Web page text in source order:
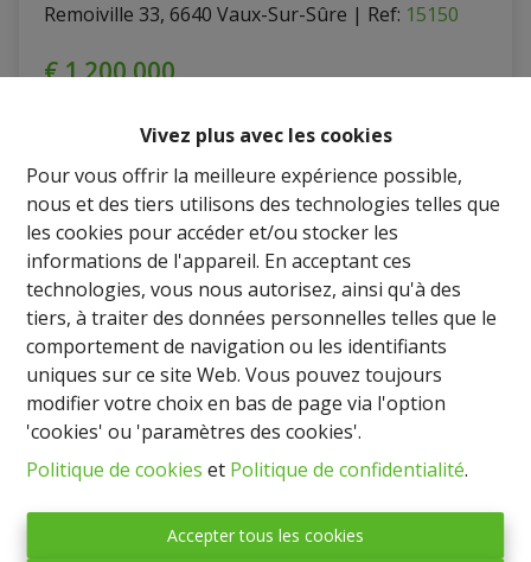
Vivez plus avec les cookies
Pour vous offrir la meilleure expérience possible,
nous et des tiers utilisons des technologies telles que
les cookies pour accéder et/ou stocker les
informations de l'appareil. En acceptant ces
technologies, vous nous autorisez, ainsi qu'à des
tiers, à traiter des données personnelles telles que le
comportement de navigation ou les identifiants
uniques sur ce site Web. Vous pouvez toujours
modifier votre choix en bas de page via l'option
'cookies' ou 'paramètres des cookies'.
Politique de cookies et Politique de confidentialité.
Accepter tous les cookies
Remoiville 33, 6640 Vaux-Sur-Sûre | Ref: 15150
€ 1.200.000
9
IMMO BASTOGNE